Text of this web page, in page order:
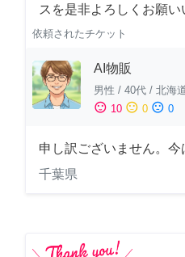
スを是非よろしくお願
依頼されたチケット
AI物販
男性 / 40代 / 北海
sentiment_satisfied 10 sentiment_neutral 0 sentiment_dissatisfied 0
申し訳ございません。今
千葉県